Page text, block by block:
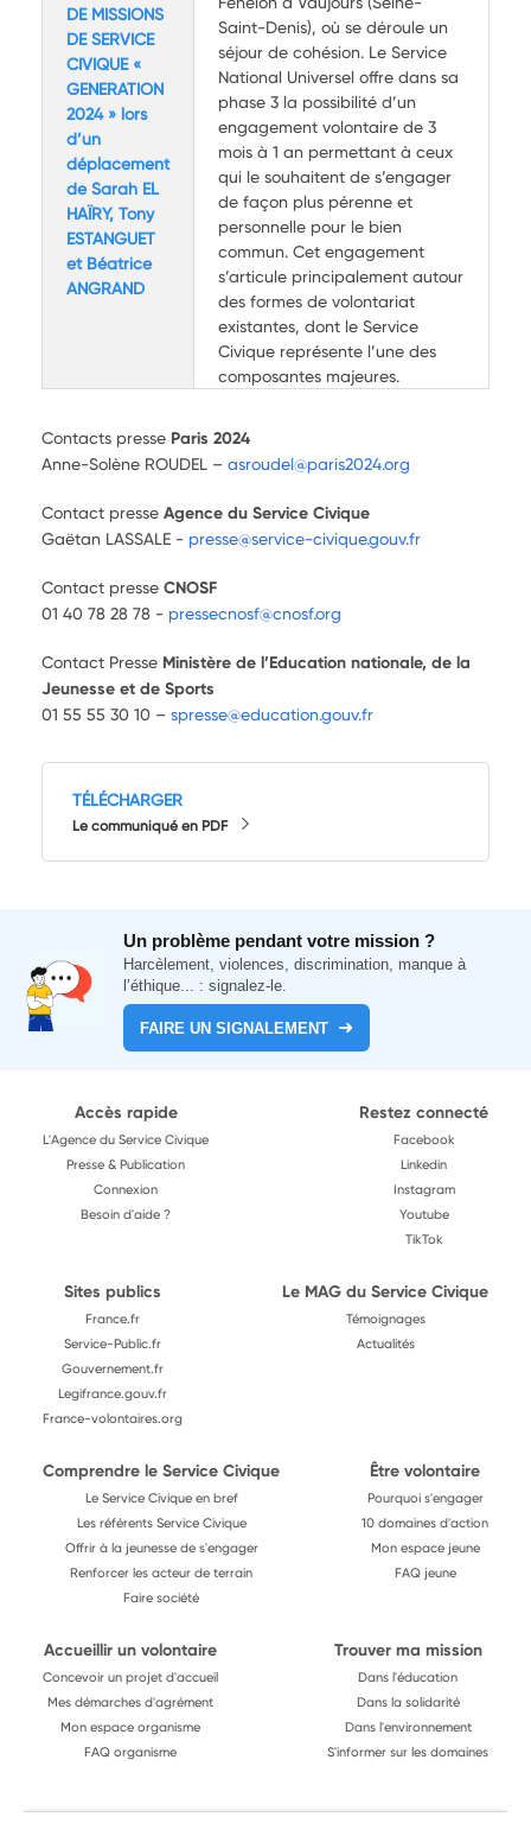
DE MISSIONS
DE SERVICE
CIVIQUE «
GENERATION
2024 » lors
d’un
déplacement
de Sarah EL
HAÏRY, Tony
ESTANGUET
et Béatrice
ANGRAND
Saint-Denis), où se déroule un
séjour de cohésion. Le Service
National Universel offre dans sa
phase 3 la possibilité d’un
engagement volontaire de 3
mois à 1 an permettant à ceux
qui le souhaitent de s’engager
de façon plus pérenne et
personnelle pour le bien
commun. Cet engagement
s’articule principalement autour
des formes de volontariat
existantes, dont le Service
Civique représente l’une des
composantes majeures.
Contacts presse Paris 2024
Anne-Solène ROUDEL – asroudel@paris2024.org
Contact presse Agence du Service Civique
Gaëtan LASSALE - presse@service-civique.gouv.fr
Contact presse CNOSF
01 40 78 28 78 - pressecnosf@cnosf.org
Contact Presse Ministère de l’Education nationale, de la
Jeunesse et de Sports
01 55 55 30 10 – spresse@education.gouv.fr
TÉLÉCHARGER
Le communiqué en PDF
Un problème pendant votre mission ?
Harcèlement, violences, discrimination, manque à
l’éthique... : signalez-le.
FAIRE UN SIGNALEMENT
Accès rapide
L'Agence du Service Civique
Presse & Publication
Connexion
Besoin d'aide ?
Restez connecté
Facebook
Linkedin
Instagram
Youtube
TikTok
Sites publics
France.fr
Service-Public.fr
Gouvernement.fr
Legifrance.gouv.fr
France-volontaires.org
Le MAG du Service Civique
Témoignages
Actualités
Comprendre le Service Civique
Le Service Civique en bref
Les référents Service Civique
Offrir à la jeunesse de s'engager
Renforcer les acteur de terrain
Faire société
Être volontaire
Pourquoi s'engager
10 domaines d'action
Mon espace jeune
FAQ jeune
Accueillir un volontaire
Concevoir un projet d'accueil
Mes démarches d'agrément
Mon espace organisme
FAQ organisme
Trouver ma mission
Dans l'éducation
Dans la solidarité
Dans l'environnement
S'informer sur les domaines